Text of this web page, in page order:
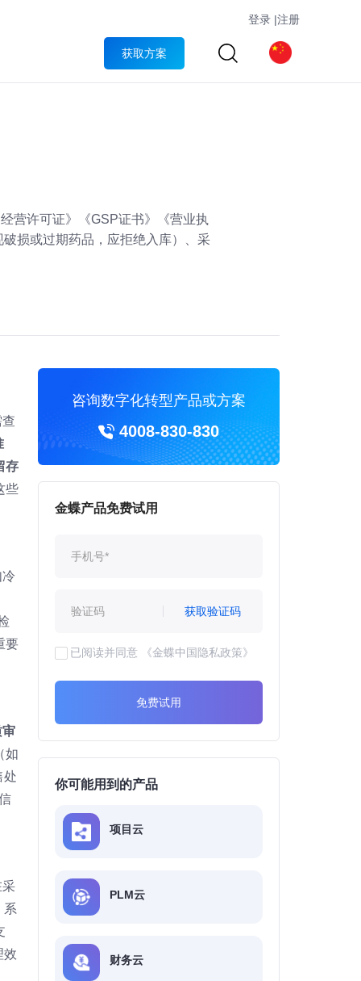
登录 |注册
获取方案
营许可证》《GSP证书》《营业执
损或过期药品，应拒绝入库）、采
存
些
要
如
处
采
系
效
咨询数字化转型产品或方案
4008-830-830
金蝶产品免费试用
获取验证码
已阅读并同意 《金蝶中国隐私政策》
免费试用
你可能用到的产品
项目云
PLM云
财务云